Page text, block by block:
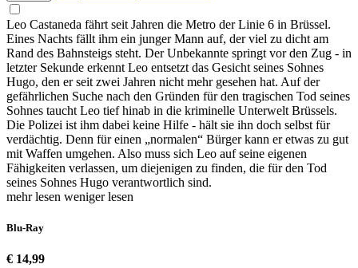
Leo Castaneda fährt seit Jahren die Metro der Linie 6 in Brüssel.
Eines Nachts fällt ihm ein junger Mann auf, der viel zu dicht am
Rand des Bahnsteigs steht. Der Unbekannte springt vor den Zug - in
letzter Sekunde erkennt Leo entsetzt das Gesicht seines Sohnes
Hugo, den er seit zwei Jahren nicht mehr gesehen hat. Auf der
gefährlichen Suche nach den Gründen für den tragischen Tod seines
Sohnes taucht Leo tief hinab in die kriminelle Unterwelt Brüssels.
Die Polizei ist ihm dabei keine Hilfe - hält sie ihn doch selbst für
verdächtig. Denn für einen „normalen“ Bürger kann er etwas zu gut
mit Waffen umgehen. Also muss sich Leo auf seine eigenen
Fähigkeiten verlassen, um diejenigen zu finden, die für den Tod
seines Sohnes Hugo verantwortlich sind.
mehr lesen weniger lesen
Blu-Ray
€ 14,99